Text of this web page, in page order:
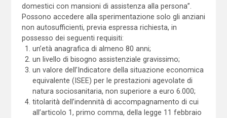
domestici con mansioni di assistenza alla persona”.
Possono accedere alla sperimentazione solo gli anziani
non autosufficienti, previa espressa richiesta, in
possesso dei seguenti requisiti:
un’età anagrafica di almeno 80 anni;
un livello di bisogno assistenziale gravissimo;
un valore dell’Indicatore della situazione economica
equivalente (ISEE) per le prestazioni agevolate di
natura sociosanitaria, non superiore a euro 6.000;
titolarità dell’indennità di accompagnamento di cui
all’articolo 1, primo comma, della legge 11 febbraio